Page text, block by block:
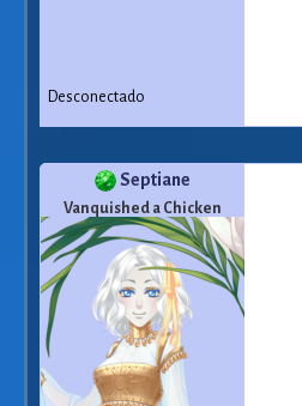
Desconectado
Septiane
Vanquished a Chicken